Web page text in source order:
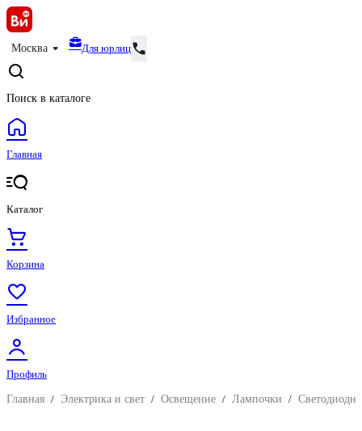
Москва Для юрлиц
Поиск в каталоге
Главная
Каталог
Корзина
Избранное
Профиль
Главная / Электрика и свет / Освещение / Лампочки /